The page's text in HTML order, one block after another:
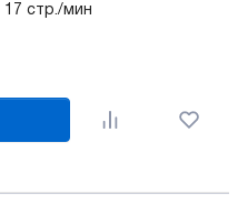
17 стр./мин